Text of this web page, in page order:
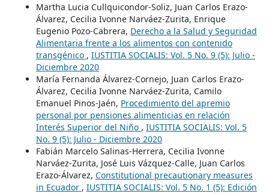
Martha Lucia Cullquicondor-Soliz, Juan Carlos Erazo-
Álvarez, Cecilia Ivonne Narváez-Zurita, Enrique
Eugenio Pozo-Cabrera, Derecho a la Salud y Seguridad
Alimentaria frente a los alimentos con contenido
transgénico , IUSTITIA SOCIALIS: Vol. 5 No. 9 (5): Julio -
Diciembre 2020
María Fernanda Álvarez-Cornejo, Juan Carlos Erazo-
Álvarez, Cecilia Ivonne Narváez-Zurita, Camilo
Emanuel Pinos-Jaén, Procedimiento del apremio
personal por pensiones alimenticias en relación
Interés Superior del Niño , IUSTITIA SOCIALIS: Vol. 5
No. 9 (5): Julio - Diciembre 2020
Fabián Marcelo Salinas-Herrera, Cecilia Ivonne
Narváez-Zurita, José Luis Vázquez-Calle, Juan Carlos
Erazo-Álvarez, Constitutional precautionary measures
in Ecuador , IUSTITIA SOCIALIS: Vol. 5 No. 1 (5): Edición